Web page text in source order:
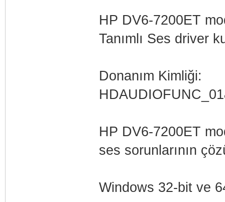
HP DV6-7200ET
Tanımlı Ses driver
Donanım Kimliği:
HP DV6-7200ET
ses sorunlarının
Windows 32-bit ve